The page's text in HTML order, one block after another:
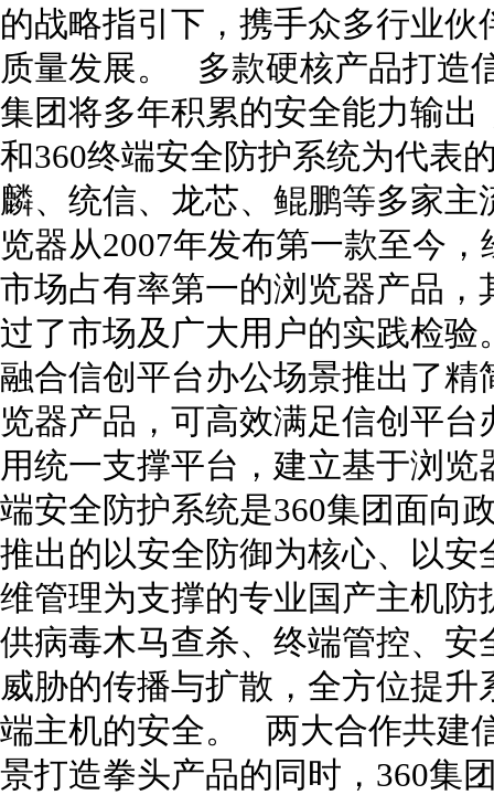
的战略指引下，携手众多行业
质量发展。 多款硬核产品打造
集团将多年积累的安全能力输
和360终端安全防护系统为代表
麟、统信、龙芯、鲲鹏等多家
览器从2007年发布第一款至今
市场占有率第一的浏览器产品
过了市场及广大用户的实践检
融合信创平台办公场景推出了
览器产品，可高效满足信创平
用统一支撑平台，建立基于浏
端安全防护系统是360集团面向
推出的以安全防御为核心、以
维管理为支撑的专业国产主机
供病毒木马查杀、终端管控、
威胁的传播与扩散，全方位提
端主机的安全。 两大合作共建
景打造拳头产品的同时，360集